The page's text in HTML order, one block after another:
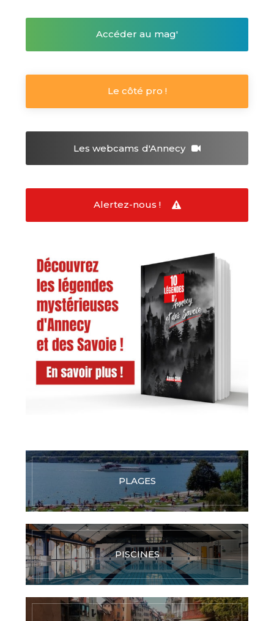
Accéder au mag'
Le côté pro !
Les webcams d'Annecy
Alertez-nous !
PLAGES
PISCINES